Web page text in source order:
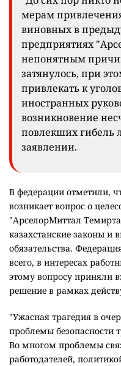
мерам
виновных в
предприятиях
непонятным
затянулось, при
привлекать к
иностранных
возникновение
повлекших гибель
заявлении.
В федерации отметили,
возникает вопрос о
"АрселорМиттал
казахстанские законы и
обязательства.
всего, в интересах
этому вопросу приняли
решение в рамках
"Ужасная трагедия в
проблемы безопасности
Во многом проблемы
работодателей,